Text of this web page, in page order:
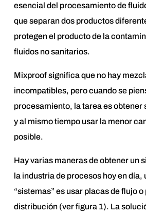
esencial del procesamiento de
que separan dos productos
protegen el producto de la
fluidos no sanitarios.
Mixproof significa que no hay
incompatibles, pero cuando se
procesamiento, la tarea es obtener
y al mismo tiempo usar la menor
posible.
Hay varias maneras de obtener un
la industria de procesos hoy en día,
“sistemas” es usar placas de flujo o
distribución (ver figura 1). La